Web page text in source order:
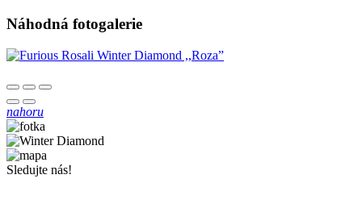
Náhodná fotogalerie
nahoru
Sledujte nás!